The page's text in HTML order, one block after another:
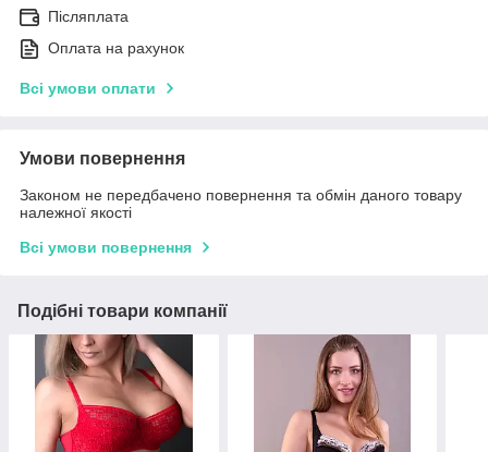
Післяплата
Оплата на рахунок
Всі умови оплати
Умови повернення
Законом не передбачено повернення та обмін даного товару
належної якості
Всі умови повернення
Подібні товари компанії